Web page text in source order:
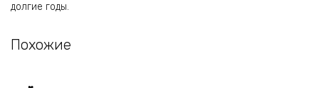
долгие годы.
Похожие